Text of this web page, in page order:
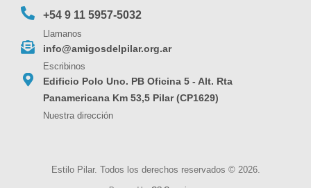
+54 9 11 5957-5032
Llamanos
info@amigosdelpilar.org.ar
Escribinos
Edificio Polo Uno. PB Oficina 5 - Alt. Rta
Panamericana Km 53,5 Pilar (CP1629)
Nuestra dirección
Estilo Pilar. Todos los derechos reservados © 2026.